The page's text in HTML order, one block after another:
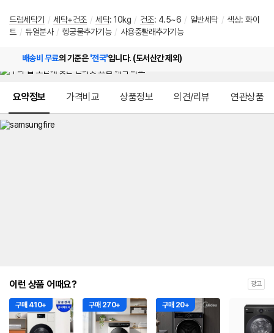
드럼세탁기 / 세탁+건조 / 세탁: 10kg / 건조: 4.5~6 / 일반세탁 / 색상: 화이
트 / 듀얼분사 / 헹궁물추가기능 / 사용중빨래추가기능
배송비 무료의 기준은'전국'입니다. (도서산간 제외)
요약정보 가격비교 상품정보 의견/리뷰 연관상품
이런 상품 어때요? 광고
구매 410+ 구매 270+ 구매 20+